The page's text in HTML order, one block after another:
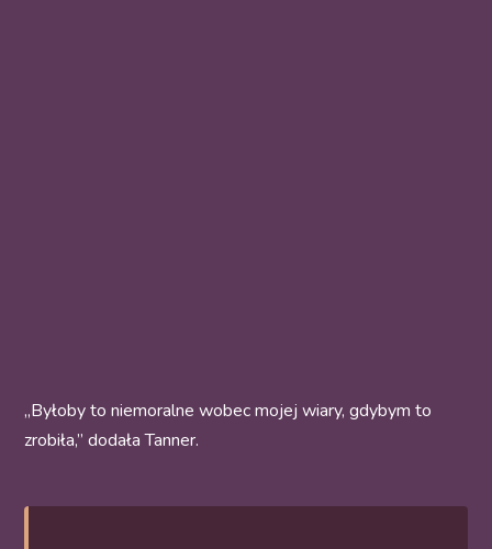
„Byłoby to niemoralne wobec mojej wiary, gdybym to
zrobiła,” dodała Tanner.